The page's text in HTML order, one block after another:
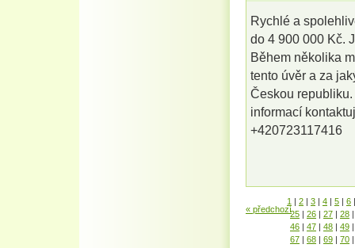
Rychlé a
do 4 900 000 Kč.
Během několika
tento úvěr a za
Českou
informací
+420723117416
« předchozí
1 | 2 | 3 | 4 | 5 | 6 |
25 | 26 | 27 | 28 |
46 | 47 | 48 | 49 |
67 | 68 | 69 | 70 |